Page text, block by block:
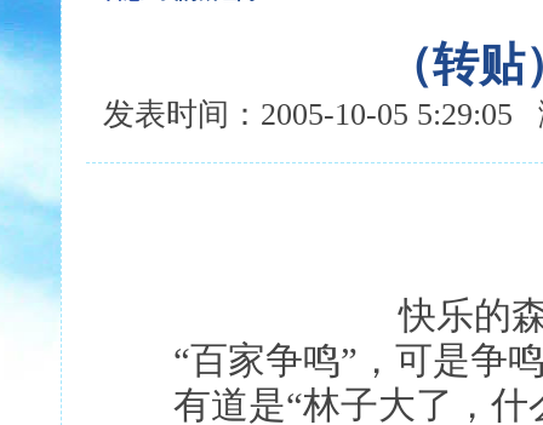
（转
发表时间：2005-10-05
快乐的森
“百家争鸣”，可是争鸣
有道是“林子大了，什